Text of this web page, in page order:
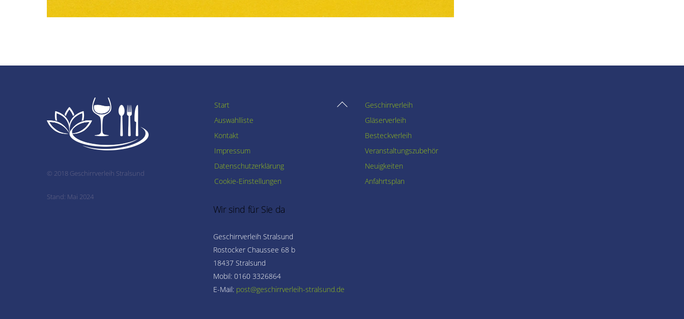
Back
© 2018 Geschirrverleih Stralsund
Stand: Mai 2024
Start
Auswahlliste
Kontakt
Impressum
Datenschutzerklärung
Cookie-Einstellungen
Geschirrverleih
Gläserverleih
Besteckverleih
Veranstaltungszubehör
Neuigkeiten
Anfahrtsplan
Wir sind für Sie da
Geschirrverleih Stralsund
Rostocker Chaussee 68 b
18437 Stralsund
Mobil: 0160 3326864
E-Mail: